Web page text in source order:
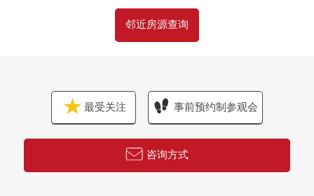
邻近房源查询
最受关注 事前预约制参观会
咨询方式